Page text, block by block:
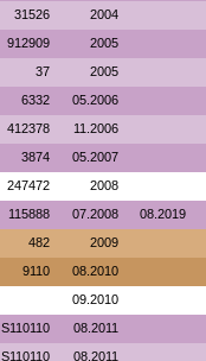
31526 2004
912909 2005
37 2005
6332 05.2006
412378 11.2006
3874 05.2007
247472 2008
115888 07.2008 08.2019
482 2009
9110 08.2010
09.2010
S110110 08.2011
S110110 08.2011